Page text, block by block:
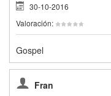
30-10-2016
Valoración:
Gospel
Fran